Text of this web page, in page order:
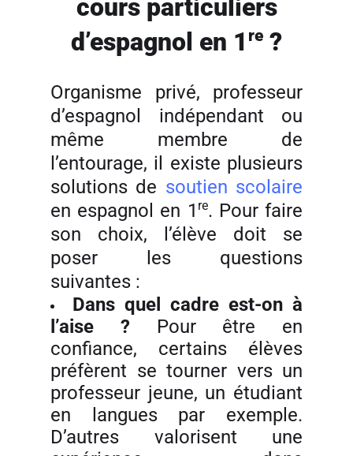
cours particuliers
d’espagnol en 1 re ?
Organisme privé, professeur
d’espagnol indépendant ou
même membre de
l’entourage, il existe plusieurs
solutions de soutien scolaire
en espagnol en 1 re. Pour faire
son choix, l’élève doit se
poser les questions
suivantes :
Dans quel cadre est-on à
l’aise
? Pour être en
confiance, certains élèves
préfèrent se tourner vers un
professeur jeune, un étudiant
en langues par exemple.
D’autres valorisent une